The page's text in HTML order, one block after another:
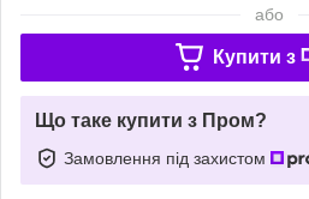
або
Купити з
Що таке купити з Пром?
Замовлення під захистом